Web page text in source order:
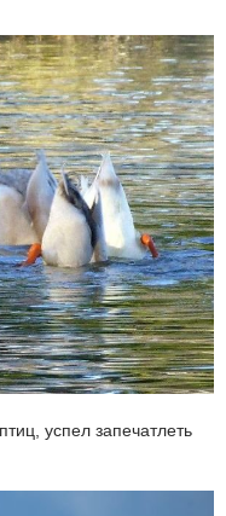
успел запечатлеть